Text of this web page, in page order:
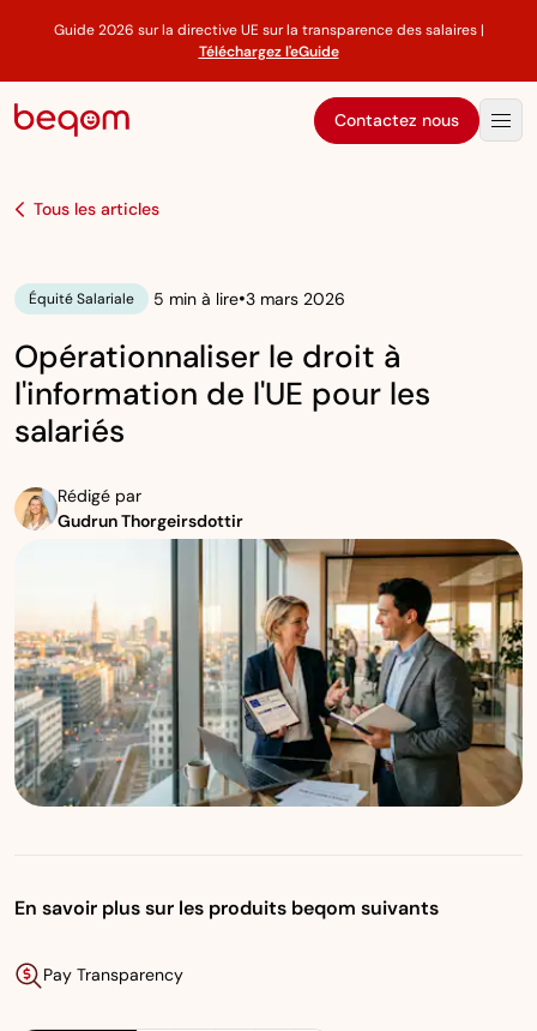
Guide 2026 sur la directive UE sur la transparence des salaires |
Téléchargez l'eGuide
Contactez nous
Tous les articles
Équité Salariale 5 min à lire•3 mars 2026
Opérationnaliser le droit à
l'information de l'UE pour les
salariés
Rédigé par
Gudrun Thorgeirsdottir
En savoir plus sur les produits beqom suivants
Pay Transparency